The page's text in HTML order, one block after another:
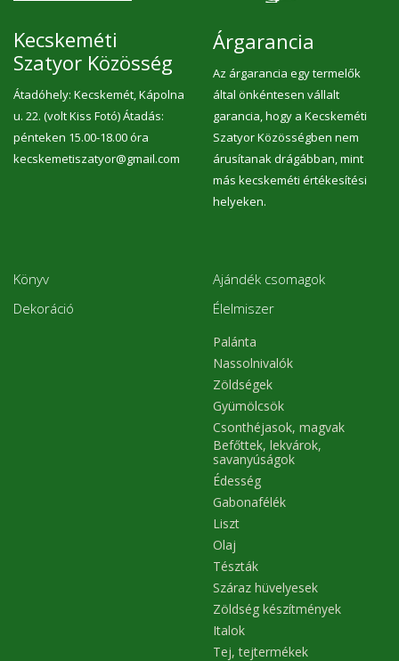
Kecskeméti
Szatyor Közösség
Átadóhely: Kecskemét, Kápolna
u. 22. (volt Kiss Fotó) Átadás:
pénteken 15.00-18.00 óra
kecskemetiszatyor@gmail.com
Árgarancia
Az árgarancia egy termelők
által önkéntesen vállalt
garancia, hogy a Kecskeméti
Szatyor Közösségben nem
árusítanak drágábban, mint
más kecskeméti értékesítési
helyeken.
Könyv
Dekoráció
Ajándék csomagok
Élelmiszer
Palánta
Nassolnivalók
Zöldségek
Gyümölcsök
Csonthéjasok, magvak
Befőttek, lekvárok,
savanyúságok
Édesség
Gabonafélék
Liszt
Olaj
Tészták
Száraz hüvelyesek
Zöldség készítmények
Italok
Tej, tejtermékek